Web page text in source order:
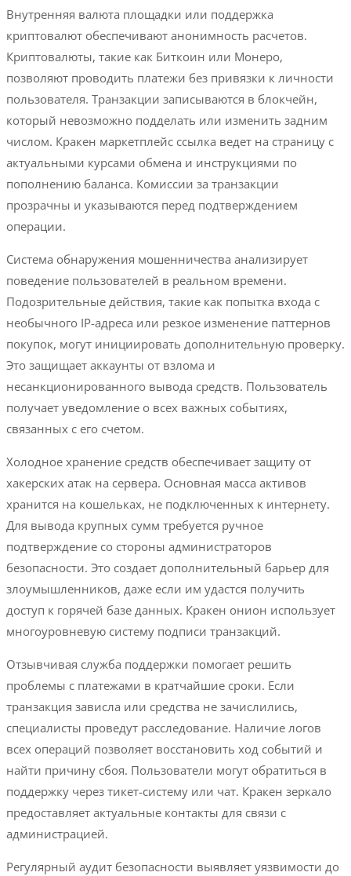
Внутренняя валюта площадки или поддержка
криптовалют обеспечивают анонимность расчетов.
Криптовалюты, такие как Биткоин или Монеро,
позволяют проводить платежи без привязки к личности
пользователя. Транзакции записываются в блокчейн,
который невозможно подделать или изменить задним
числом. Кракен маркетплейс ссылка ведет на страницу с
актуальными курсами обмена и инструкциями по
пополнению баланса. Комиссии за транзакции
прозрачны и указываются перед подтверждением
операции.
Система обнаружения мошенничества анализирует
поведение пользователей в реальном времени.
Подозрительные действия, такие как попытка входа с
необычного IP-адреса или резкое изменение паттернов
покупок, могут инициировать дополнительную проверку.
Это защищает аккаунты от взлома и
несанкционированного вывода средств. Пользователь
получает уведомление о всех важных событиях,
связанных с его счетом.
Холодное хранение средств обеспечивает защиту от
хакерских атак на сервера. Основная масса активов
хранится на кошельках, не подключенных к интернету.
Для вывода крупных сумм требуется ручное
подтверждение со стороны администраторов
безопасности. Это создает дополнительный барьер для
злоумышленников, даже если им удастся получить
доступ к горячей базе данных. Кракен онион использует
многоуровневую систему подписи транзакций.
Отзывчивая служба поддержки помогает решить
проблемы с платежами в кратчайшие сроки. Если
транзакция зависла или средства не зачислились,
специалисты проведут расследование. Наличие логов
всех операций позволяет восстановить ход событий и
найти причину сбоя. Пользователи могут обратиться в
поддержку через тикет-систему или чат. Кракен зеркало
предоставляет актуальные контакты для связи с
администрацией.
Регулярный аудит безопасности выявляет уязвимости до